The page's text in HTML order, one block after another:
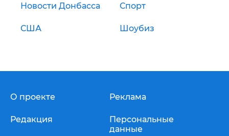
Новости Донбасса Спорт
США Шоубиз
О проекте
Редакция
Реклама
Персональные
данные